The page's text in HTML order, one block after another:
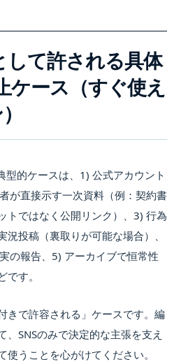
して許される具体
ケース（すぐ使え
型的ケースは、1) 公式アカウント
が直接示す一次資料（例：契約書
トではなく公開リンク）、3) 行為
投稿（裏取りが可能な場合）、
の報告、5) アーカイブで恒常性
す。
きで許容される」ケースです。編
SNSのみで決定的な主張を支え
使うことを心がけてください。